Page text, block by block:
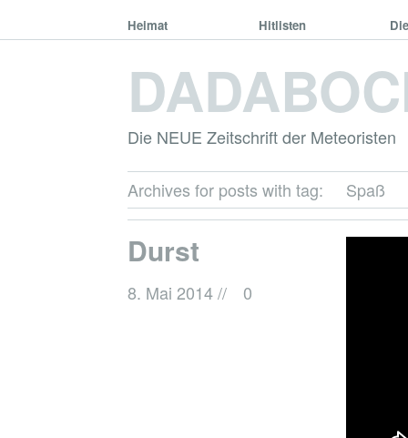
Heimat Hitlisten
Die NEUE Zeitschrift der Meteoristen
Archives for posts with tag: Spaß
Durst
8. Mai 2014// 0